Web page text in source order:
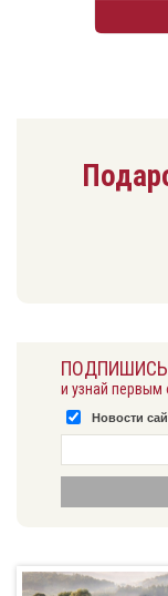
ПОДПИШИСЬ
и узнай первым
Новости